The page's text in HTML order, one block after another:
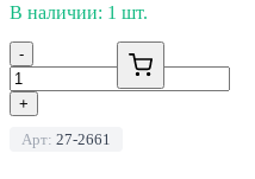
В наличии: 1 шт.
-
+
Арт: 27-2661